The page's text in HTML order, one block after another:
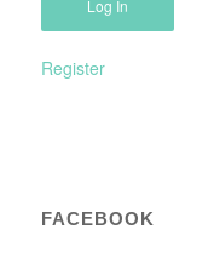
Register
FACEBOOK